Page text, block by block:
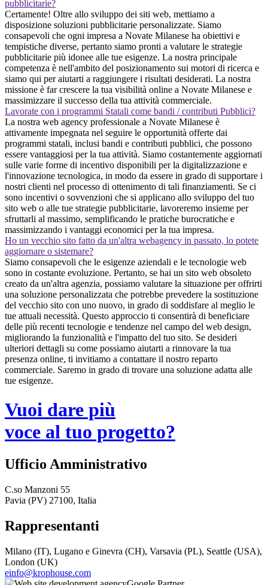
pubblicitarie?
Certamente! Oltre allo sviluppo dei siti web, mettiamo a
disposizione soluzioni pubblicitarie personalizzate. Siamo
consapevoli che ogni impresa a Novate Milanese ha obiettivi e
tempistiche diverse, pertanto siamo pronti a valutare le strategie
pubblicitarie più idonee alle tue esigenze. La nostra principale
competenza è nell'ambito del posizionamento sui motori di ricerca e
siamo qui per aiutarti a raggiungere i risultati desiderati. La nostra
missione è far crescere la tua visibilità online a Novate Milanese e
massimizzare il successo della tua attività commerciale.
Lavorate con i programmi Statali come bandi / contributi Pubblici?
La nostra web agency professionale a Novate Milanese è
attivamente impegnata nel seguire le opportunità offerte dai
programmi statali, inclusi bandi e contributi pubblici, che possono
essere vantaggiosi per la tua attività. Siamo costantemente aggiornati
sulle varie forme di incentivo disponibili per la digitalizzazione e
l'innovazione tecnologica, in modo da essere in grado di supportare i
nostri clienti nel processo di ottenimento di tali finanziamenti. Se ci
sono incentivi o sovvenzioni che si applicano allo sviluppo del tuo
sito web o alle tue strategie pubblicitarie, lavoreremo insieme per
sfruttarli al massimo, semplificando le pratiche burocratiche e
massimizzando i vantaggi economici per la tua impresa.
Ho un vecchio sito fatto da un'altra webagency in passato, lo potete
aggiornare o sistemare?
Siamo consapevoli che le esigenze aziendali e le tecnologie web
sono in costante evoluzione. Pertanto, se hai un sito web obsoleto
creato da un'altra agenzia, possiamo valutare la situazione per offrirti
una soluzione personalizzata che potrebbe prevedere la sostituzione
del vecchio sito con uno nuovo, in grado di soddisfare al meglio le
tue attuali necessità. Questo approccio ti consentirà di beneficiare
delle più recenti tecnologie e tendenze nel campo del web design,
migliorando la funzionalità e l'impatto del tuo sito. Se desideri
ulteriori dettagli su come possiamo aiutarti a rinnovare la tua
presenza online, ti invitiamo a contattare il nostro reparto
commerciale. Saremo in grado di trovare una soluzione adatta alle
tue esigenze.
Vuoi dare più
voce al tuo progetto?
Ufficio Amministrativo
C.so Manzoni 55
Pavia (PV) 27100, Italia
Rappresentanti
Milano (IT), Lugano e Ginevra (CH), Varsavia (PL), Seattle (USA),
London (UK)
einfo@krophouse.com